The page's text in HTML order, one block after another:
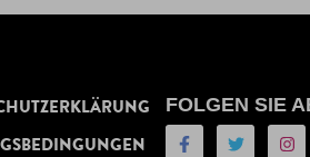
FOLGEN SIE